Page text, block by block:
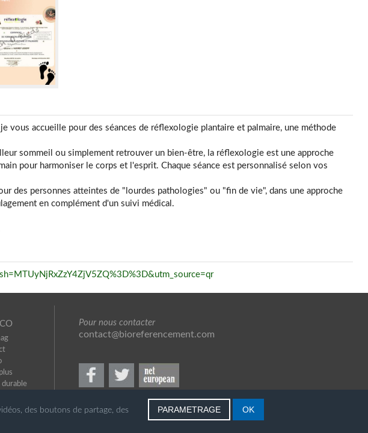
vous accueille pour des séances de réflexologie plantaire et palmaire, une méthode
sommeil ou simplement retrouver un bien-être, la réflexologie est une approche
pour harmoniser le corps et l'esprit. Chaque séance est personnalisé selon vos
des personnes atteintes de "lourdes pathologies" ou "fin de vie", dans une approche
en complément d'un suivi médical.
durable
Pour nous contacter
contact@bioreferencement.com
des boutons de partage, des
PARAMETRAGE OK